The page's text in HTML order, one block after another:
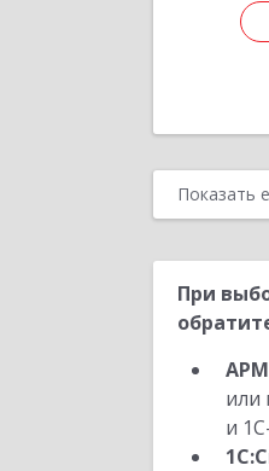
Показать
При
АРМ
или
и